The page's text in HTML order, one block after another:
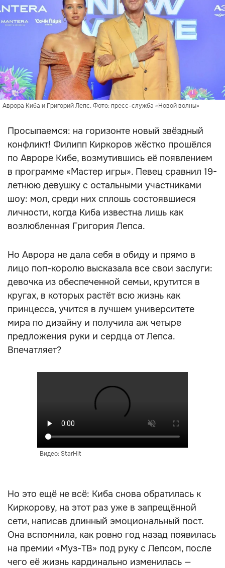
Аврора Киба и Григорий Лепс. Фото: пресс-служба «Новой волны»
Просыпаемся: на горизонте новый звёздный
конфликт! Филипп Киркоров жёстко прошёлся
по Авроре Кибе, возмутившись её появлением
в программе «Мастер игры». Певец сравнил 19-
летнюю девушку с остальными участниками
шоу: мол, среди них сплошь состоявшиеся
личности, когда Киба известна лишь как
возлюбленная Григория Лепса.
Но Аврора не дала себя в обиду и прямо в
лицо поп-королю высказала все свои заслуги:
девочка из обеспеченной семьи, крутится в
кругах, в которых растёт всю жизнь как
принцесса, учится в лучшем университете
мира по дизайну и получила аж четыре
предложения руки и сердца от Лепса.
Впечатляет?
Видео: StarHit
Но это ещё не всё: Киба снова обратилась к
Киркорову, на этот раз уже в запрещённой
сети, написав длинный эмоциональный пост.
Она вспомнила, как ровно год назад появилась
на премии «Муз-ТВ» под руку с Лепсом, после
чего её жизнь кардинально изменилась —